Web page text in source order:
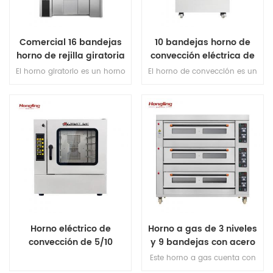
Comercial 16 bandejas
horno de rejilla giratoria
diesel con vapor
El horno giratorio es un horno
asegurando que la comida se
calienta uniformemente
durante la cocción.
10 bandejas horno de
convección eléctrica de
acero inoxidable con
El horno de convección es un
para circular uniformemente a
aire caliente a alimentos
térmicos.
Horno eléctrico de
convección de 5/10
Horno a gas de 3 niveles
y 9 bandejas con acero
inoxidable
Este horno a gas cuenta con